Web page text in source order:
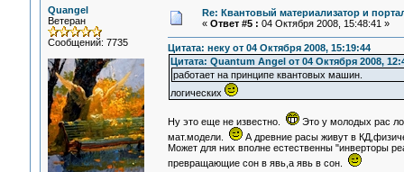
Quangel
Ветеран
Сообщений: 7735
Re: Квантовый материализатор и
« Ответ #5 : 04 Октября 2008, 15:48:41 »
Цитата: неку от 04 Октября 2008, 15:19:44
Цитата: Quantum Angel от 04 Октября 2008,
работает на принципе квантовых машин.
логических
Ну это еще не известно.
Это у молодых рас
мат.модели.
А древние расы живут в
Может для них вполне естественны "инверторы
превращающие сон в явь,а явь в сон.